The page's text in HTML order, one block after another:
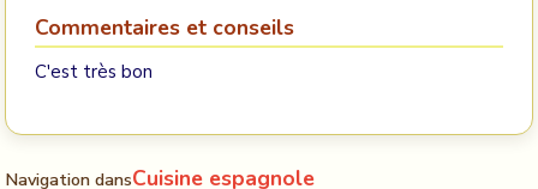
Commentaires et conseils
C'est très bon
Navigation dansCuisine espagnole